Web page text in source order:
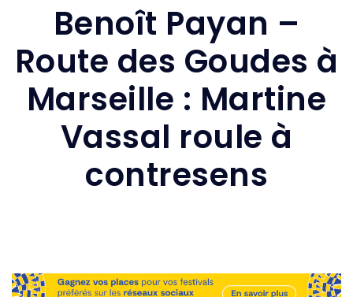
Benoît Payan –
Route des Goudes à
Marseille : Martine
Vassal roule à
contresens